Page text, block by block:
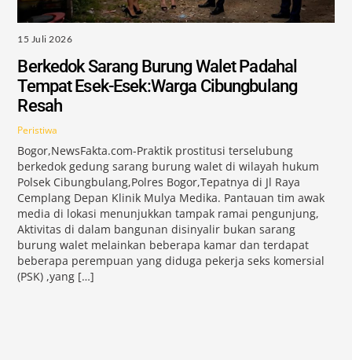
15 Juli 2026
Berkedok Sarang Burung Walet Padahal
Tempat Esek-Esek:Warga Cibungbulang
Resah
Peristiwa
Bogor,NewsFakta.com-Praktik prostitusi terselubung
berkedok gedung sarang burung walet di wilayah hukum
Polsek Cibungbulang,Polres Bogor,Tepatnya di Jl Raya
Cemplang Depan Klinik Mulya Medika. Pantauan tim awak
media di lokasi menunjukkan tampak ramai pengunjung,
Aktivitas di dalam bangunan disinyalir bukan sarang
burung walet melainkan beberapa kamar dan terdapat
beberapa perempuan yang diduga pekerja seks komersial
(PSK) ,yang […]